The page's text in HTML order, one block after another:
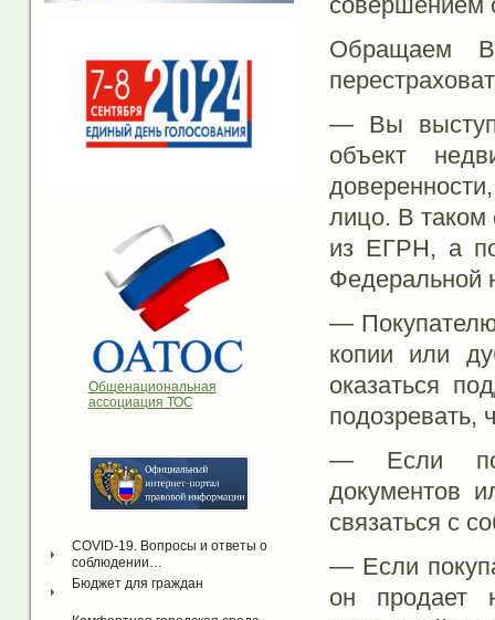
Общенациональная
ассоциация ТОС
COVID-19. Вопросы и ответы о
соблюдении…
Бюджет для граждан
Обращаем
— Вы
объект
лицо. В таком
из ЕГРН, а
Федеральной
—
копии или
оказаться
подозревать,
— Если
документов
связаться с
— Если
он продает